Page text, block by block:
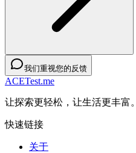
我们重视您的反馈
ACETest.me
让探索更轻松，让生活更丰富。
快速链接
关于